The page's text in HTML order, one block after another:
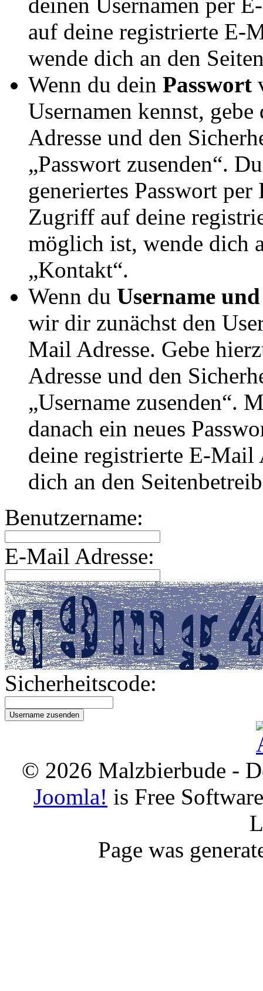
auf deine registrierte E-
wende dich an den
Wenn du dein Passwort
Usernamen kennst,
Adresse und den
„Passwort zusenden“.
generiertes Passwort
Zugriff auf deine
möglich ist, wende dich
„Kontakt“.
Wenn du Username
wir dir zunächst den
Mail Adresse. Gebe
Adresse und den
„Username zusenden“.
danach ein neues
deine registrierte E-Mail
dich an den
Benutzername:
E-Mail Adresse:
Sicherheitscode:
© 2026 Malzbierbude -
Joomla! is Free
Page was